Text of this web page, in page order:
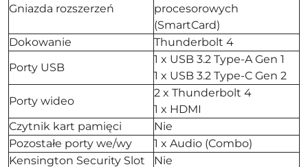
Gniazda rozszerzeń
procesorowych
(SmartCard)
Dokowanie
Thunderbolt 4
Porty USB
1 x USB 3.2 Type-A Gen 1
1 x USB 3.2 Type-C Gen 2
Porty wideo
2 x Thunderbolt 4
1 x HDMI
Czytnik kart pamięci
Nie
Pozostałe porty we/wy
1 x Audio (Combo)
Kensington Security Slot
Nie